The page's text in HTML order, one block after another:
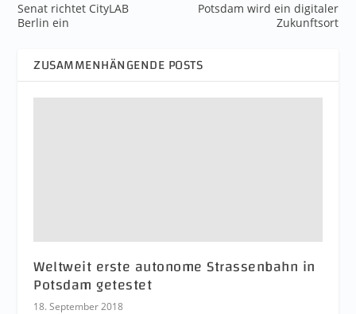
Senat richtet CityLAB
Berlin ein
Potsdam wird ein digitaler
Zukunftsort
ZUSAMMENHÄNGENDE POSTS
Weltweit erste autonome Strassenbahn in
Potsdam getestet
18. September 2018